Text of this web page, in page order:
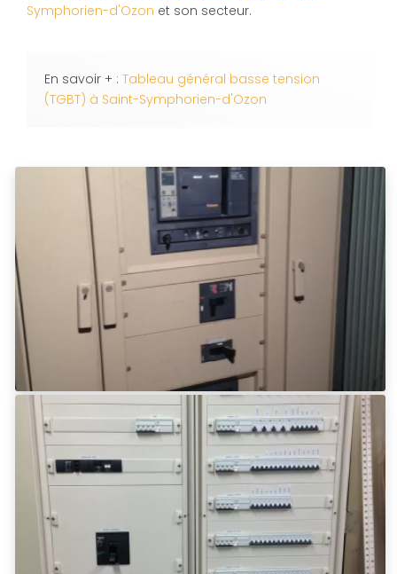
Symphorien-d'Ozon et son secteur.
En savoir + : Tableau général basse tension
(TGBT) à Saint-Symphorien-d'Ozon